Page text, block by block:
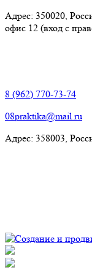
Адрес: 350020,
офис 12 (вход с
8 (962) 770-73-74
08praktika@mail.ru
Адрес:​ 358003,